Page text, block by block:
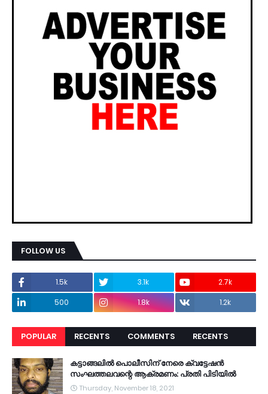
FOLLOW US
1.5k 3.1k
2.7k
500
1.8k 1.2k
POPULAR RECENTS COMMENTS RECENTS
കട്ടാങ്ങലിൽ പൊലീസിന് നേരെ ക്വട്ടേഷൻ
സംഘത്തലവന്റെ ആക്രമണം: പ്രതി പിടിയിൽ
Thursday, November 18, 2021